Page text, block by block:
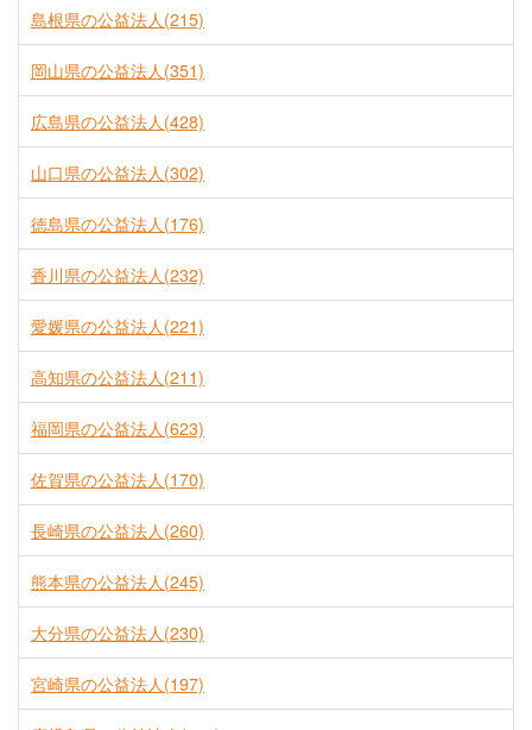
島根県の公益法人(215)
岡山県の公益法人(351)
広島県の公益法人(428)
山口県の公益法人(302)
徳島県の公益法人(176)
香川県の公益法人(232)
愛媛県の公益法人(221)
高知県の公益法人(211)
福岡県の公益法人(623)
佐賀県の公益法人(170)
長崎県の公益法人(260)
熊本県の公益法人(245)
大分県の公益法人(230)
宮崎県の公益法人(197)